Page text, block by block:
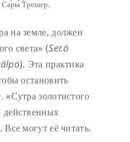
Сары Трешер.
на земле, должен
света» (Ser.ö
). Эта практика
остановить
золотистого
могут её читать.